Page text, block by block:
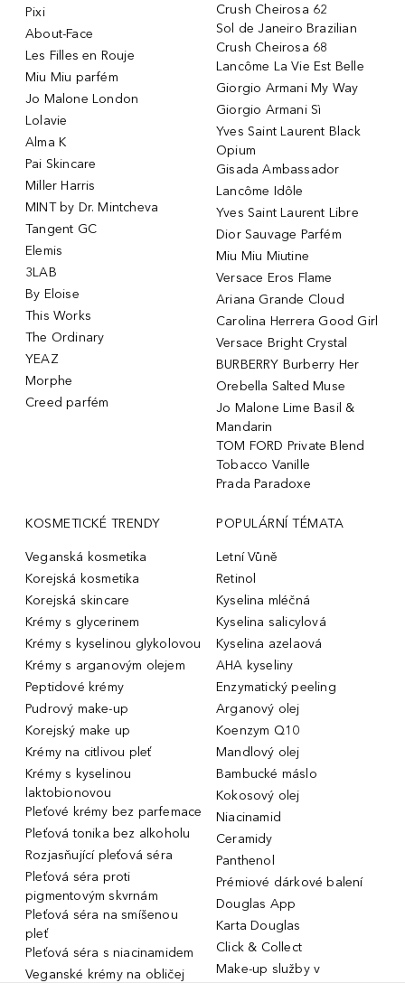
Pixi
About-Face
Les Filles en Rouje
Miu Miu parfém
Jo Malone London
Lolavie
Alma K
Pai Skincare
Miller Harris
MINT by Dr. Mintcheva
Tangent GC
Elemis
3LAB
By Eloise
This Works
The Ordinary
YEAZ
Morphe
Creed parfém
Crush Cheirosa 62
Sol de Janeiro Brazilian
Crush Cheirosa 68
Lancôme La Vie Est Belle
Giorgio Armani My Way
Giorgio Armani Sì
Yves Saint Laurent Black
Opium
Gisada Ambassador
Lancôme Idôle
Yves Saint Laurent Libre
Dior Sauvage Parfém
Miu Miu Miutine
Versace Eros Flame
Ariana Grande Cloud
Carolina Herrera Good Girl
Versace Bright Crystal
BURBERRY Burberry Her
Orebella Salted Muse
Jo Malone Lime Basil &
Mandarin
TOM FORD Private Blend
Tobacco Vanille
Prada Paradoxe
KOSMETICKÉ TRENDY
Veganská kosmetika
Korejská kosmetika
Korejská skincare
Krémy s glycerinem
Krémy s kyselinou glykolovou
Krémy s arganovým olejem
Peptidové krémy
Pudrový make-up
Korejský make up
Krémy na citlivou pleť
Krémy s kyselinou
laktobionovou
Pleťové krémy bez parfemace
Pleťová tonika bez alkoholu
Rozjasňující pleťová séra
Pleťová séra proti
pigmentovým skvrnám
Pleťová séra na smíšenou
pleť
Pleťová séra s niacinamidem
Veganské krémy na obličej
POPULÁRNÍ TÉMATA
Letní Vůně
Retinol
Kyselina mléčná
Kyselina salicylová
Kyselina azelaová
AHA kyseliny
Enzymatický peeling
Arganový olej
Koenzym Q10
Mandlový olej
Bambucké máslo
Kokosový olej
Niacinamid
Ceramidy
Panthenol
Prémiové dárkové balení
Douglas App
Karta Douglas
Click & Collect
Make-up služby v